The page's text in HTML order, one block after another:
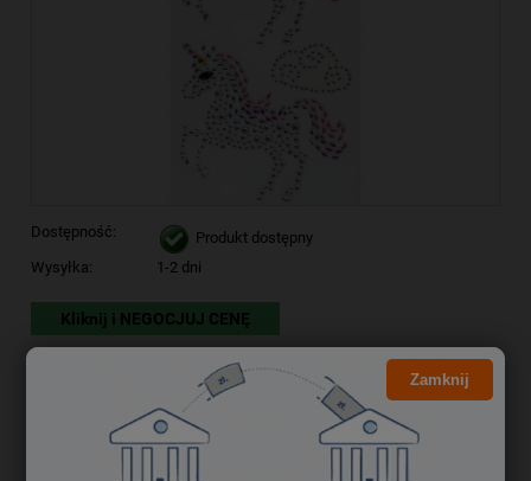
Dostępność:
Produkt dostępny
Wysyłka:
1-2 dni
Kliknij i NEGOCJUJ CENĘ
Zamknij